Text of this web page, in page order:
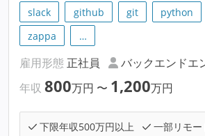
slack github git python
zappa
…
雇用形態 正社員 バックエンドエ
年収 800万円 〜 1,200万円
下限年収500万円以上
一部リモー